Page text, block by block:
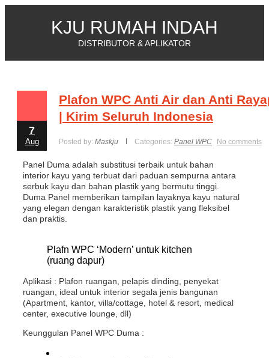
KJU RUMAH INDAH
DISTRIBUTOR & APLIKATOR
7
Aug
Plafon WPC Anti Air dan Anti
| Kirim Seluruh Indonesia
Posted by: Maskju Categories: Panel WPC No comments
Panel Duma adalah substitusi terbaik untuk bahan
interior kayu yang terbuat dari paduan sempurna antara
serbuk kayu dan bahan plastik yang bermutu tinggi.
Duma Panel memberikan tampilan layaknya kayu natural
yang elegan dengan karakteristik plastik yang fleksibel
dan praktis.
Plafn WPC ‘Modern’ untuk kitchen
(ruang dapur)
Aplikasi : Plafon ruangan, pelapis dinding, penyekat
ruangan, ideal untuk interior segala jenis bangunan
(Apartment, kantor, villa/cottage, hotel & resort, medical
center, executive lounge, dll)
Keunggulan Panel WPC Duma :